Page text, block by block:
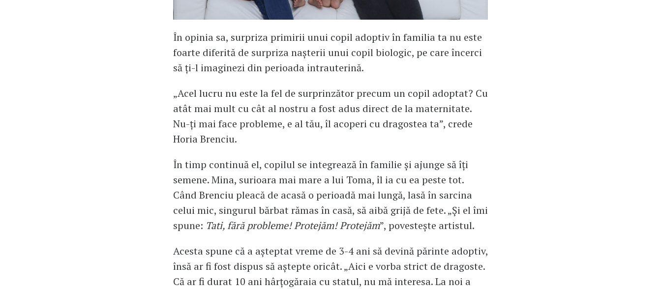
În opinia sa, surpriza primirii unui copil adoptiv în familia ta nu este
foarte diferită de surpriza nașterii unui copil biologic, pe care încerci
să ți-l imaginezi din perioada intrauterină.
„Acel lucru nu este la fel de surprinzător precum un copil adoptat? Cu
atât mai mult cu cât al nostru a fost adus direct de la maternitate.
Nu-ți mai face probleme, e al tău, îl acoperi cu dragostea ta”, crede
Horia Brenciu.
În timp continuă el, copilul se integrează în familie și ajunge să îți
semene. Mina, surioara mai mare a lui Toma, îl ia cu ea peste tot.
Când Brenciu pleacă de acasă o perioadă mai lungă, lasă în sarcina
celui mic, singurul bărbat rămas în casă, să aibă grijă de fete. „Și el îmi
spune: Tati, fără probleme! Protejăm! Protejăm”, povestește artistul.
Acesta spune că a așteptat vreme de 3-4 ani să devină părinte adoptiv,
însă ar fi fost dispus să aștepte oricât. „Aici e vorba strict de dragoste.
Că ar fi durat 10 ani hârțogăraia cu statul, nu mă interesa. La noi a